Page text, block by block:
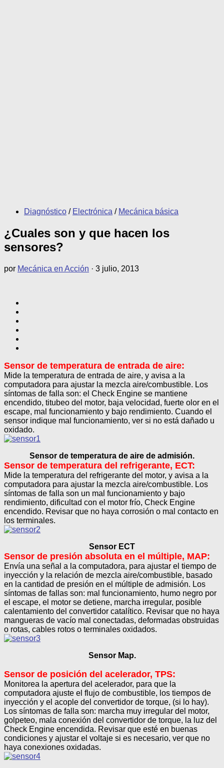
Diagnóstico / Electrónica / Mecánica básica
¿Cuales son y que hacen los
sensores?
por Mecánica en Acción · 3 julio, 2013
Sensor de temperatura de entrada de aire:
Mide la temperatura de entrada de aire, y avisa a la
computadora para ajustar la mezcla aire/combustible. Los
síntomas de falla son: el Check Engine se mantiene
encendido, titubeo del motor, baja velocidad, fuerte olor en el
escape, mal funcionamiento y bajo rendimiento. Cuando el
sensor indique mal funcionamiento, ver si no está dañado u
oxidado.
Sensor de temperatura de aire de admisión.
Sensor de temperatura del refrigerante, ECT:
Mide la temperatura del refrigerante del motor, y avisa a la
computadora para ajustar la mezcla aire/combustible. Los
síntomas de falla son un mal funcionamiento y bajo
rendimiento, dificultad con el motor frío, Check Engine
encendido. Revisar que no haya corrosión o mal contacto en
los terminales.
Sensor ECT
Sensor de presión absoluta en el múltiple, MAP:
Envía una señal a la computadora, para ajustar el tiempo de
inyección y la relación de mezcla aire/combustible, basado
en la cantidad de presión en el múltiple de admisión. Los
síntomas de fallas son: mal funcionamiento, humo negro por
el escape, el motor se detiene, marcha irregular, posible
calentamiento del convertidor catalítico. Revisar que no haya
mangueras de vacío mal conectadas, deformadas obstruidas
o rotas, cables rotos o terminales oxidados.
Sensor Map.
Sensor de posición del acelerador, TPS:
Monitorea la apertura del acelerador, para que la
computadora ajuste el flujo de combustible, los tiempos de
inyección y el acople del convertidor de torque, (si lo hay).
Los síntomas de falla son: marcha muy irregular del motor,
golpeteo, mala conexión del convertidor de torque, la luz del
Check Engine encendida. Revisar que esté en buenas
condiciones y ajustar el voltaje si es necesario, ver que no
haya conexiones oxidadas.